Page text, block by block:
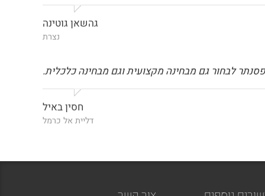
גהשאן גוטינה
נצרת
לבחור גם מבחינה מקצועית וגם מבחינה כלכלית.
חסין באיל
דליית אל כרמל